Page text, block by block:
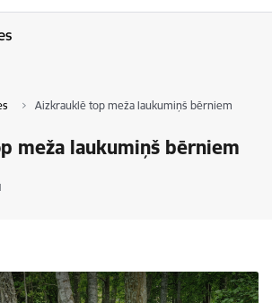
Aizkrauklē top meža laukumiņš bērniem
meža laukumiņš bērniem